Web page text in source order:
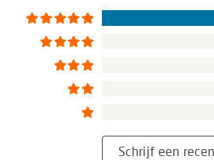
Schrijf een